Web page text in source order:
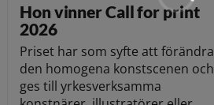
Hon vinner Call for print
2026
Priset har som syfte att förändra
den homogena konstscenen och
ges till yrkesverksamma